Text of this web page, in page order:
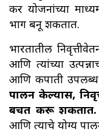
कर योजनांच्या
भाग बनू शकतात.
भारतातील
आणि त्यांच्या
आणि कपाती
पालन केल्यास,
बचत करू शकतात.
आणि त्याचे योग्य